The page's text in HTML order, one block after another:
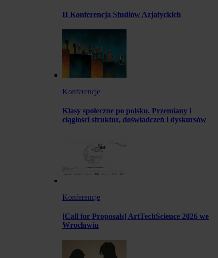
II Konferencja Studiów Azjatyckich
Konferencje
Klasy społeczne po polsku. Przemiany i
ciągłości struktur, doświadczeń i dyskursów
Konferencje
[Call for Proposals] ArtTechScience 2026 we
Wrocławiu